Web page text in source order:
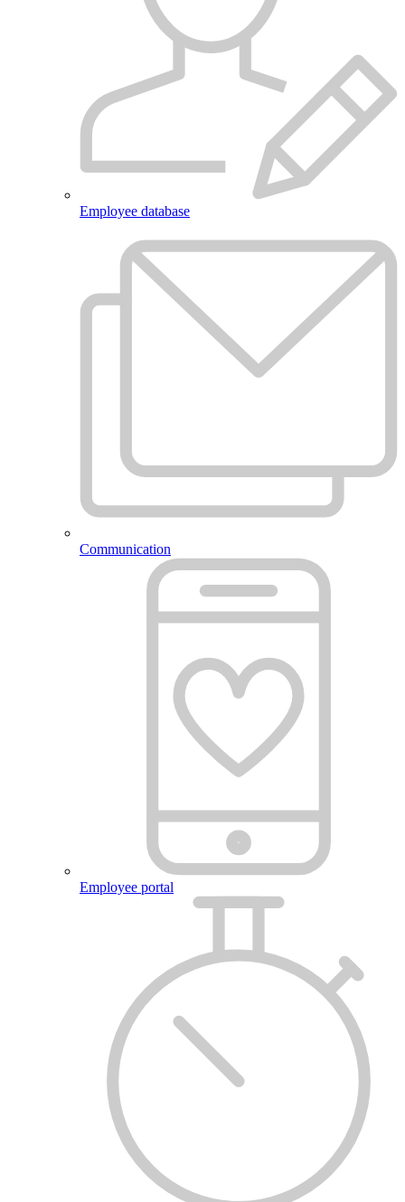
Employee database
Communication
Employee portal